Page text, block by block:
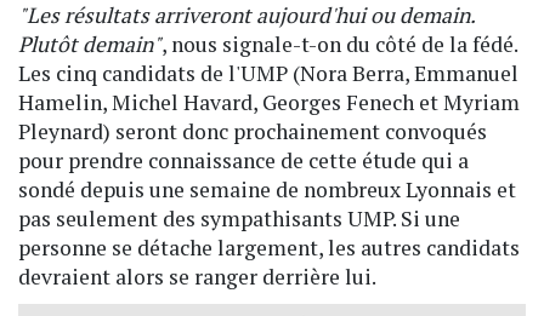
"Les résultats arriveront aujourd'hui ou demain.
Plutôt demain", nous signale-t-on du côté de la fédé.
Les cinq candidats de l'UMP (Nora Berra, Emmanuel
Hamelin, Michel Havard, Georges Fenech et Myriam
Pleynard) seront donc prochainement convoqués
pour prendre connaissance de cette étude qui a
sondé depuis une semaine de nombreux Lyonnais et
pas seulement des sympathisants UMP. Si une
personne se détache largement, les autres candidats
devraient alors se ranger derrière lui.